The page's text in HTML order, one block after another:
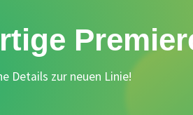
Details zur neuen Linie!